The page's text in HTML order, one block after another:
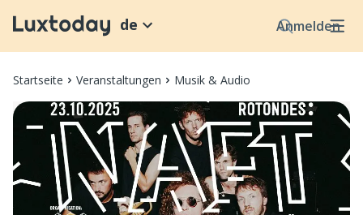
Anmelden
de
Startseite Veranstaltungen Musik & Audio